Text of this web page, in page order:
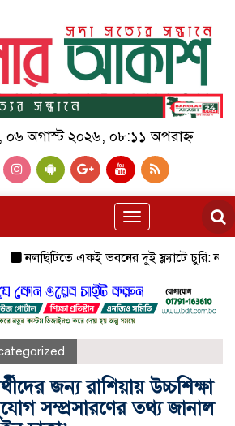
০৬ অগাস্ট ২০২৬, ০৮:১১ অপরাহ্ন
Toggle
navigation
নলছিটিতে একই ভবনের দুই ফ্ল্যাটে চুরি: নগদ
জন্য রাশিয়ায় উচ্চশিক্ষা
সম্প্রসারণের তথ্য জানাল